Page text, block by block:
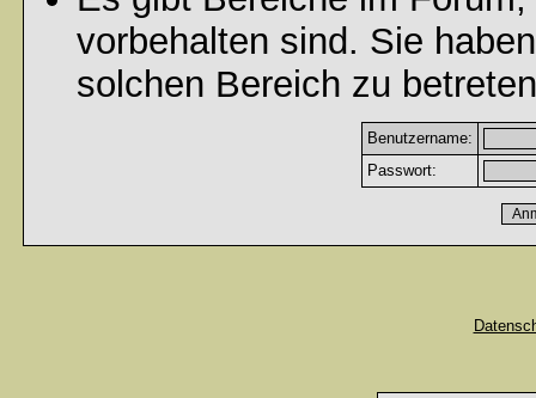
vorbehalten sind. Sie
solchen Bereich zu
Benutzername:
Passwort: